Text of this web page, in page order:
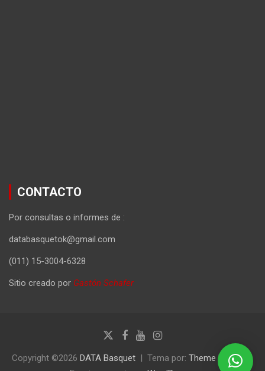
CONTACTO
Por consultas o informes de :
databasquetok@gmail.com
(011) 15-3004-6328
Sitio creado por Gastón Schafer
Copyright ©2026 DATA Basquet Tema por: Theme Horse